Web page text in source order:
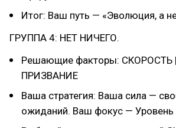
Итог: Ваш путь — «Эволюция, а
ГРУППА 4: НЕТ НИЧЕГО.
Решающие факторы: СКОРОСТЬ
ПРИЗВАНИЕ
Ваша стратегия: Ваша сила —
ожиданий. Ваш фокус — Уровень